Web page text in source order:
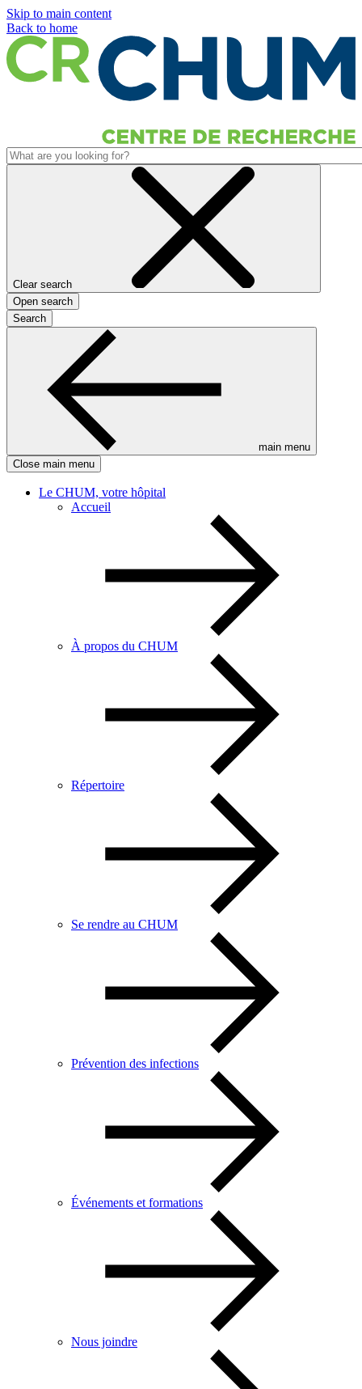
Skip to main content
Back to home
Clear search
Open search
Search
main menu
Close main menu
Le CHUM, votre hôpital
Accueil
À propos du CHUM
Répertoire
Se rendre au CHUM
Prévention des infections
Événements et formations
Nous joindre